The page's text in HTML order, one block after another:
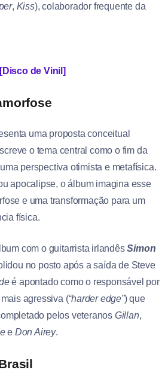
, Kiss), colaborador frequente da
de Vinil]
uma proposta conceitual
o tema central como o fim da
perspectiva otimista e metafísica.
apocalipse, o álbum imagina esse
e uma transformação para um
física.
com o guitarrista irlandêsSimon
no posto após a saída de Steve
é apontado como o responsável por
agressiva (“harder edge”) que
pelos veteranos Gillan,
e Don Airey.